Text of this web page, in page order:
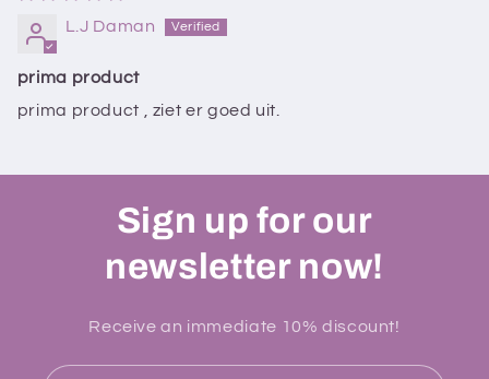
L.J Daman
prima product
prima product , ziet er goed uit.
Sign up for our
newsletter now!
Receive an immediate 10% discount!